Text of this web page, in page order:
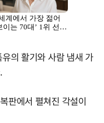
의 활기와 사람 냄새 가
판에서 펼쳐진 각설이